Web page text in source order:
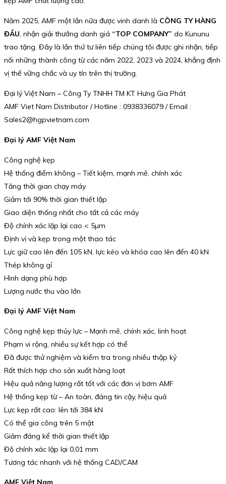
Năm 2025, AMF một lần nữa được vinh danh là CÔNG TY HÀNG
ĐẦU, nhận giải thưởng danh giá “TOP COMPANY” do Kununu
trao tặng. Đây là lần thứ tư liên tiếp chúng tôi được ghi nhận, tiếp
nối những thành công từ các năm 2022, 2023 và 2024, khẳng định
vị thế vững chắc và uy tín trên thị trường.
Đại lý Việt Nam – Công Ty TNHH TM KT Hưng Gia Phát
AMF Viet Nam Distributor / Hotline : 0938336079 / Email :
Sales2@hgpvietnam.com
Đại lý AMF Việt Nam
Công nghệ kẹp
Hệ thống điểm không – Tiết kiệm, mạnh mẽ, chính xác
Tăng thời gian chạy máy
Giảm tới 90% thời gian thiết lập
Giao diện thống nhất cho tất cả các máy
Độ chính xác lặp lại cao < 5µm
Định vị và kẹp trong một thao tác
Lực giữ cao lên đến 105 kN, lực kéo và khóa cao lên đến 40 kN
Thép không gỉ
Hình dạng phù hợp
Lượng nước thu vào lớn
Đại lý AMF Việt Nam
Công nghệ kẹp thủy lực – Mạnh mẽ, chính xác, linh hoạt
Phạm vi rộng, nhiều sự kết hợp có thể
Đã được thử nghiệm và kiểm tra trong nhiều thập kỷ
Rất thích hợp cho sản xuất hàng loạt
Hiệu quả năng lượng rất tốt với các đơn vị bơm AMF
Hệ thống kẹp từ – An toàn, đáng tin cậy, hiệu quả
Lực kẹp rất cao: lên tới 384 kN
Có thể gia công trên 5 mặt
Giảm đáng kể thời gian thiết lập
Độ chính xác lặp lại 0,01 mm
Tương tác nhanh với hệ thống CAD/CAM